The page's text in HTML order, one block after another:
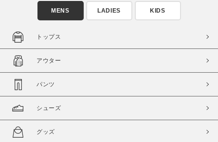
通常商品 予約商品
在庫
在庫あり 在庫なし含む
MENS LADIES KIDS
トップス
アウター
パンツ
シューズ
グッズ